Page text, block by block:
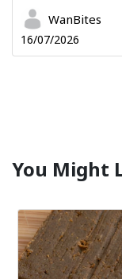
WanBites
16/07/2026
You Might